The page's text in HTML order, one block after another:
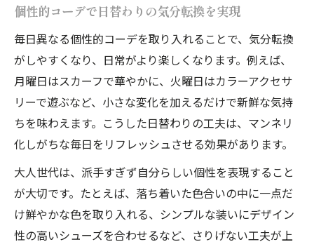
個性的コーデで日替わりの気分転換を実現
毎日異なる個性的コーデを取り入れることで、気分転換
がしやすくなり、日常がより楽しくなります。例えば、
月曜日はスカーフで華やかに、火曜日はカラーアクセサ
リーで遊ぶなど、小さな変化を加えるだけで新鮮な気持
ちを味わえます。こうした日替わりの工夫は、マンネリ
化しがちな毎日をリフレッシュさせる効果があります。
大人世代は、派手すぎず自分らしい個性を表現すること
が大切です。たとえば、落ち着いた色合いの中に一点だ
け鮮やかな色を取り入れる、シンプルな装いにデザイン
性の高いシューズを合わせるなど、さりげない工夫が上